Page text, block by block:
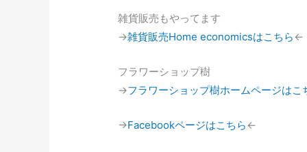
雑貨販売もやってます
→雑貨販売Home economicsはこちら←
フラワーショップ樹
→フラワーショップ樹ホームページはこ
→Facebookページはこちら←